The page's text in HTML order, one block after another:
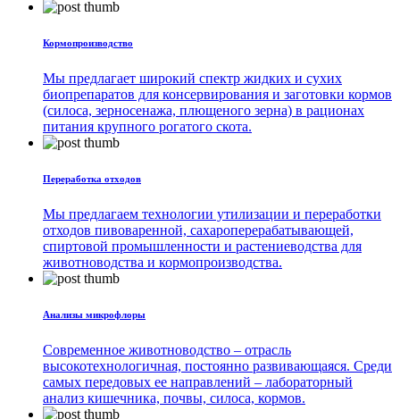
Кормопроизводство
Мы предлагает широкий спектр жидких и сухих
биопрепаратов для консервирования и заготовки кормов
(силоса, зерносенажа, плющеного зерна) в рационах
питания крупного рогатого скота.
Переработка отходов
Мы предлагаем технологии утилизации и переработки
отходов пивоваренной, сахароперерабатывающей,
спиртовой промышленности и растениеводства для
животноводства и кормопроизводства.
Анализы микрофлоры
Современное животноводство – отрасль
высокотехнологичная, постоянно развивающаяся. Среди
самых передовых ее направлений – лабораторный
анализ кишечника, почвы, силоса, кормов.